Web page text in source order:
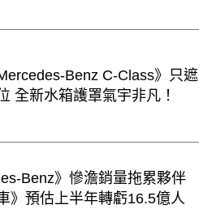
Benz C-Class》只遮
全新水箱護罩氣宇非凡！
Benz》慘澹銷量拖累夥伴
》預估上半年轉虧16.5億人